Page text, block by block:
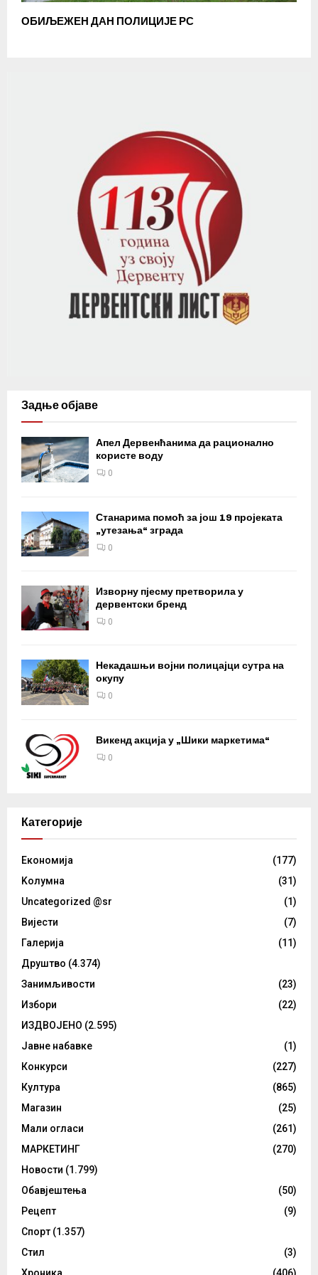
ОБИЉЕЖЕН ДАН ПОЛИЦИЈЕ РС
Задње објаве
Апел Дервенћанима да рационално
користе воду
0
Станарима помоћ за још 19 пројеката
„утезања“ зграда
0
Изворну пјесму претворила у
дервентски бренд
0
Некадашњи војни полицајци сутра на
окупу
0
Викенд акција у „Шики маркетима“
0
Категорије
Eкономија
(177)
Kолумнa
(31)
Uncategorized @sr
(1)
Вијести
(7)
Галерија
(11)
Друштво (4.374)
Занимљивости
(23)
Избори
(22)
ИЗДВОЈЕНО (2.595)
Јавне набавке
(1)
Конкурси
(227)
Култура
(865)
Магазин
(25)
Мали огласи
(261)
МАРКЕТИНГ
(270)
Новости (1.799)
Обавјештења
(50)
Рецепт
(9)
Спорт (1.357)
Стил
(3)